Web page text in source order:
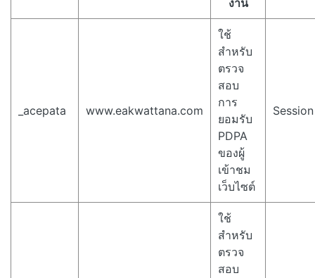
งาน
_acepata www.eakwattana.com
ใช้
สำหรับ
ตรวจ
สอบ
การ
ยอมรับ
PDPA
ของผู้
เข้าชม
เว็บไซต์
Session
ใช้
สำหรับ
ตรวจ
สอบ